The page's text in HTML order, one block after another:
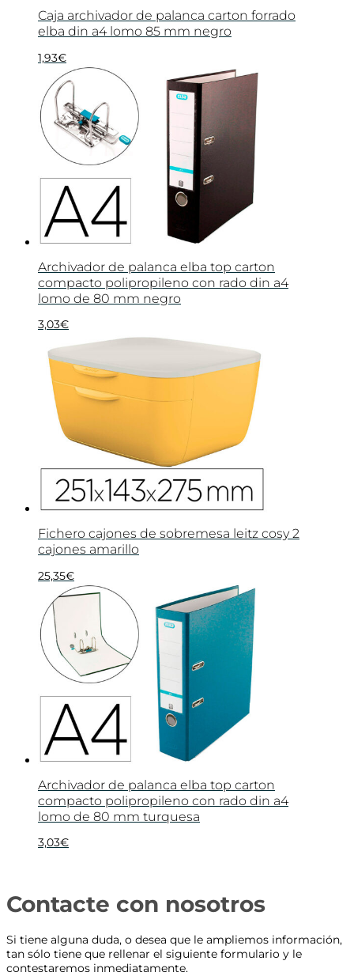
Caja archivador de palanca carton forrado
elba din a4 lomo 85 mm negro
1,93€
Archivador de palanca elba top carton
compacto polipropileno con rado din a4
lomo de 80 mm negro
3,03€
Fichero cajones de sobremesa leitz cosy 2
cajones amarillo
25,35€
Archivador de palanca elba top carton
compacto polipropileno con rado din a4
lomo de 80 mm turquesa
3,03€
Contacte con nosotros
Si tiene alguna duda, o desea que le ampliemos información,
tan sólo tiene que rellenar el siguiente formulario y le
contestaremos inmediatamente.